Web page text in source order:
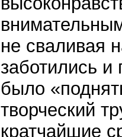
не сваливая
заботились
было
творческий
кратчайшие